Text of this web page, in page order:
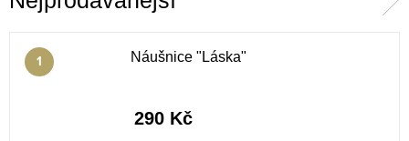
Náušnice "Láska"
290 Kč